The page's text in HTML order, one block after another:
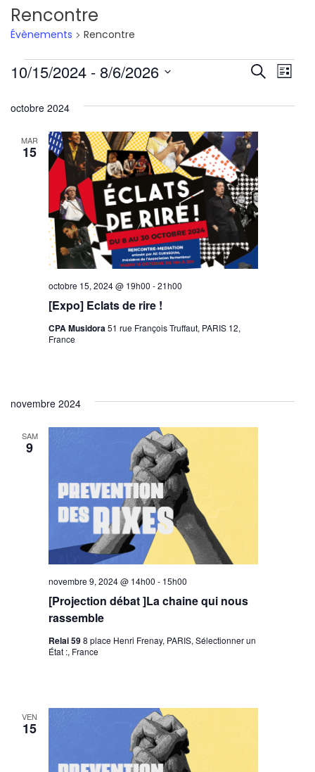
Rencontre
Évènements Rencontre
Évènements
et
de
vues
Recherche
Liste
10/15/2024 - 8/6/2026
une
octobre 2024
MAR
15
[Expo] Eclats de rire !
octobre 15, 2024 @ 19h00 -21h00
CPA Musidora51 rue François Truffaut, PARIS 12,
France
novembre 2024
SAM
9
[Projection débat ]La chaine qui nous
rassemble
novembre 9, 2024 @ 14h00 - 15h00
Relai 598 place Henri Frenay, PARIS, Sélectionner un
État :, France
VEN
15